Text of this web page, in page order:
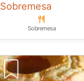
Sobremesa
Sobremesa